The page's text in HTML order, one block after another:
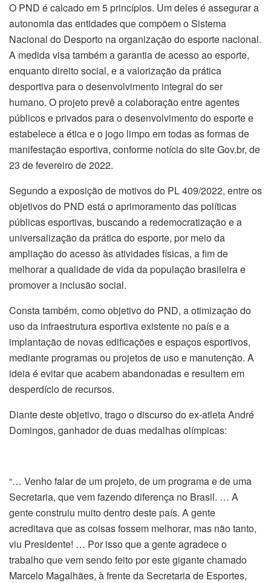
O PND é calcado em 5 princípios. Um deles é assegurar a
autonomia das entidades que compõem o Sistema
Nacional do Desporto na organização do esporte nacional.
A medida visa também a garantia de acesso ao esporte,
enquanto direito social, e a valorização da prática
desportiva para o desenvolvimento integral do ser
humano. O projeto prevê a colaboração entre agentes
públicos e privados para o desenvolvimento do esporte e
estabelece a ética e o jogo limpo em todas as formas de
manifestação esportiva, conforme notícia do site Gov.br, de
23 de fevereiro de 2022.
Segundo a exposição de motivos do PL 409/2022, entre os
objetivos do PND está o aprimoramento das políticas
públicas esportivas, buscando a redemocratização e a
universalização da prática do esporte, por meio da
ampliação do acesso às atividades físicas, a fim de
melhorar a qualidade de vida da população brasileira e
promover a inclusão social.
Consta também, como objetivo do PND, a otimização do
uso da infraestrutura esportiva existente no país e a
implantação de novas edificações e espaços esportivos,
mediante programas ou projetos de uso e manutenção. A
ideia é evitar que acabem abandonadas e resultem em
desperdício de recursos.
Diante deste objetivo, trago o discurso do ex-atleta André
Domingos, ganhador de duas medalhas olímpicas:
“… Venho falar de um projeto, de um programa e de uma
Secretaria, que vem fazendo diferença no Brasil. … A
gente construiu muito dentro deste país. A gente
acreditava que as coisas fossem melhorar, mas não tanto,
viu Presidente! … Por isso que a gente agradece o
trabalho que vem sendo feito por este gigante chamado
Marcelo Magalhães, à frente da Secretaria de Esportes,